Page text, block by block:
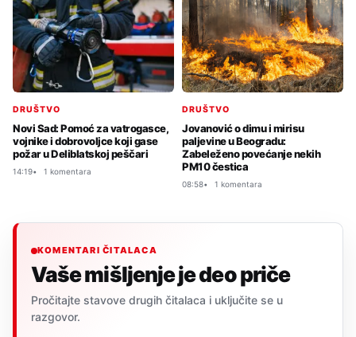
DRUŠTVO
Novi Sad: Pomoć za vatrogasce,
vojnike i dobrovoljce koji gase
požar u Deliblatskoj peščari
14:19 1 komentara
DRUŠTVO
Jovanović o dimu i mirisu
paljevine u Beogradu:
Zabeleženo povećanje nekih
PM10 čestica
08:58 1 komentara
KOMENTARI ČITALACA
Vaše mišljenje je deo priče
Pročitajte stavove drugih čitalaca i uključite se u
razgovor.